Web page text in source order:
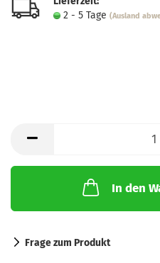
2 - 5 Tage (Ausland
In den
Frage zum Produkt